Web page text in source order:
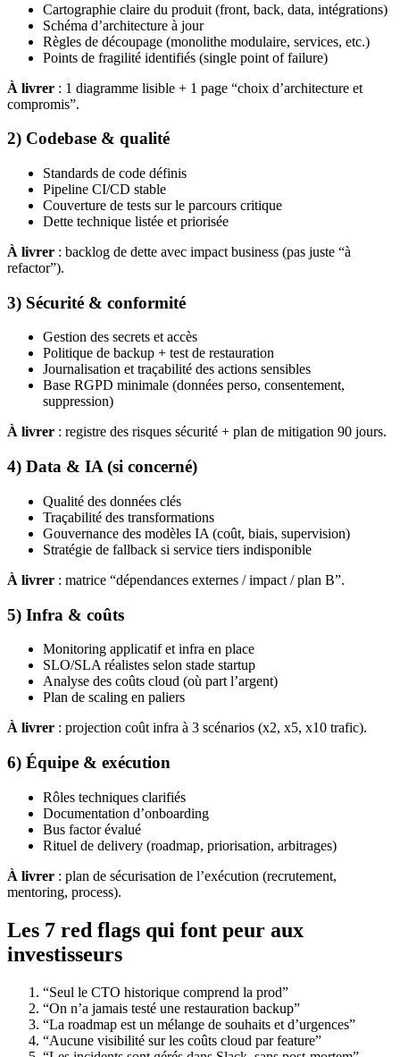
Cartographie claire du produit (front, back, data, intégrations)
Schéma d’architecture à jour
Règles de découpage (monolithe modulaire, services, etc.)
Points de fragilité identifiés (single point of failure)
À livrer : 1 diagramme lisible + 1 page “choix d’architecture et
compromis”.
2) Codebase & qualité
Standards de code définis
Pipeline CI/CD stable
Couverture de tests sur le parcours critique
Dette technique listée et priorisée
À livrer : backlog de dette avec impact business (pas juste “à
refactor”).
3) Sécurité & conformité
Gestion des secrets et accès
Politique de backup + test de restauration
Journalisation et traçabilité des actions sensibles
Base RGPD minimale (données perso, consentement,
suppression)
À livrer : registre des risques sécurité + plan de mitigation 90 jours.
4) Data & IA (si concerné)
Qualité des données clés
Traçabilité des transformations
Gouvernance des modèles IA (coût, biais, supervision)
Stratégie de fallback si service tiers indisponible
À livrer : matrice “dépendances externes / impact / plan B”.
5) Infra & coûts
Monitoring applicatif et infra en place
SLO/SLA réalistes selon stade startup
Analyse des coûts cloud (où part l’argent)
Plan de scaling en paliers
À livrer : projection coût infra à 3 scénarios (x2, x5, x10 trafic).
6) Équipe & exécution
Rôles techniques clarifiés
Documentation d’onboarding
Bus factor évalué
Rituel de delivery (roadmap, priorisation, arbitrages)
À livrer : plan de sécurisation de l’exécution (recrutement,
mentoring, process).
Les 7 red flags qui font peur aux
investisseurs
“Seul le CTO historique comprend la prod”
“On n’a jamais testé une restauration backup”
“La roadmap est un mélange de souhaits et d’urgences”
“Aucune visibilité sur les coûts cloud par feature”